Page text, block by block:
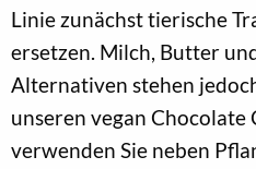
Linie zunächst tierische
ersetzen. Milch, Butter
Alternativen stehen
unseren vegan Chocolate
verwenden Sie neben